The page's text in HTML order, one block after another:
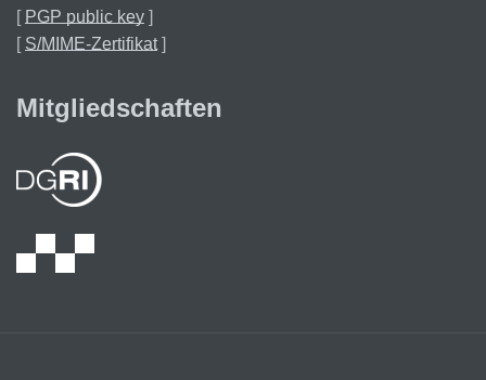
[ PGP public key ]
[ S/MIME-Zertifikat]
Mitgliedschaften